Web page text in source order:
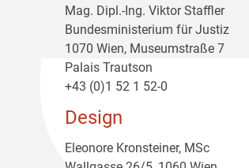
Mag. Dipl.-Ing. Viktor Staffler
Bundesministerium für Justiz
1070 Wien, Museumstraße 7
Palais Trautson
+43 (0)1 52 1 52-0
Design
Eleonore Kronsteiner, MSc